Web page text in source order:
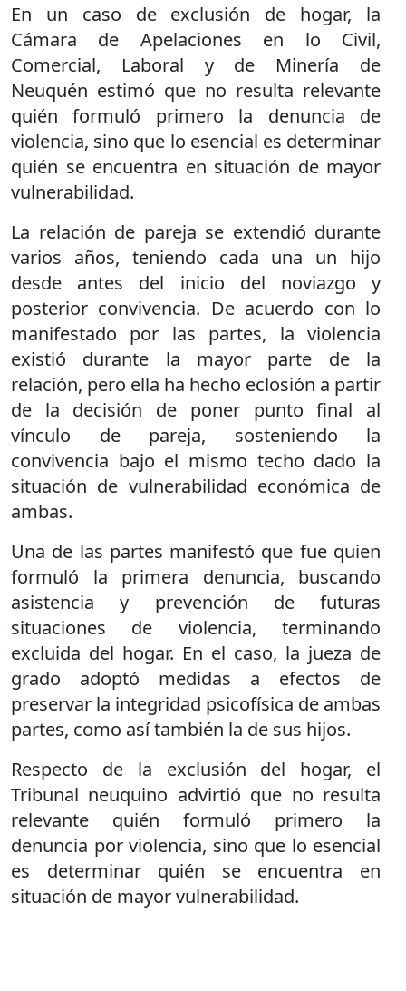
En un caso de exclusión de hogar, la
Cámara de Apelaciones en lo Civil,
Comercial, Laboral y de Minería de
Neuquén estimó que no resulta relevante
quién formuló primero la denuncia de
violencia, sino que lo esencial es determinar
quién se encuentra en situación de mayor
vulnerabilidad.
La relación de pareja se extendió durante
varios años, teniendo cada una un hijo
desde antes del inicio del noviazgo y
posterior convivencia. De acuerdo con lo
manifestado por las partes, la violencia
existió durante la mayor parte de la
relación, pero ella ha hecho eclosión a partir
de la decisión de poner punto final al
vínculo de pareja, sosteniendo la
convivencia bajo el mismo techo dado la
situación de vulnerabilidad económica de
ambas.
Una de las partes manifestó que fue quien
formuló la primera denuncia, buscando
asistencia y prevención de futuras
situaciones de violencia, terminando
excluida del hogar. En el caso, la jueza de
grado adoptó medidas a efectos de
preservar la integridad psicofísica de ambas
partes, como así también la de sus hijos.
Respecto de la exclusión del hogar, el
Tribunal neuquino advirtió que no resulta
relevante quién formuló primero la
denuncia por violencia, sino que lo esencial
es determinar quién se encuentra en
situación de mayor vulnerabilidad.